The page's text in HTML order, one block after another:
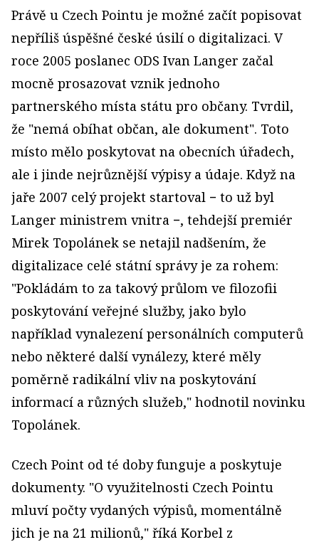
Právě u Czech Pointu je možné začít popisovat
nepříliš úspěšné české úsilí o digitalizaci. V
roce 2005 poslanec ODS Ivan Langer začal
mocně prosazovat vznik jednoho
partnerského místa státu pro občany. Tvrdil,
že "nemá obíhat občan, ale dokument". Toto
místo mělo poskytovat na obecních úřadech,
ale i jinde nejrůznější výpisy a údaje. Když na
jaře 2007 celý projekt startoval − to už byl
Langer ministrem vnitra −, tehdejší premiér
Mirek Topolánek se netajil nadšením, že
digitalizace celé státní správy je za rohem:
"Pokládám to za takový průlom ve filozofii
poskytování veřejné služby, jako bylo
například vynalezení personálních computerů
nebo některé další vynálezy, které měly
poměrně radikální vliv na poskytování
informací a různých služeb," hodnotil novinku
Topolánek.
Czech Point od té doby funguje a poskytuje
dokumenty. "O využitelnosti Czech Pointu
mluví počty vydaných výpisů, momentálně
jich je na 21 milionů," říká Korbel z